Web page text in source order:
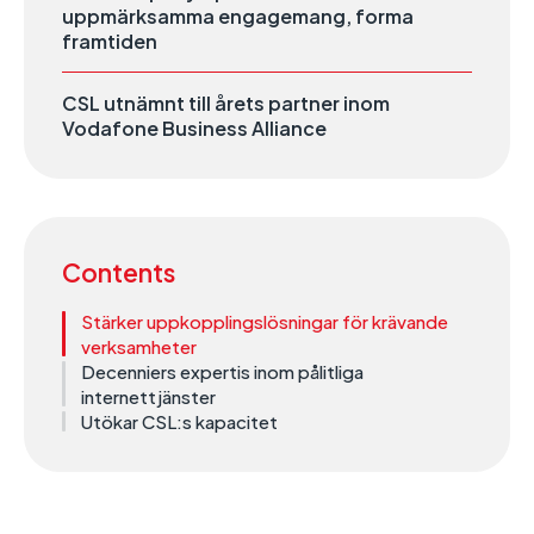
uppmärksamma engagemang, forma
framtiden
CSL utnämnt till årets partner inom
Vodafone Business Alliance
Contents
Stärker uppkopplingslösningar för krävande
verksamheter
Decenniers expertis inom pålitliga
internettjänster
Utökar CSL:s kapacitet